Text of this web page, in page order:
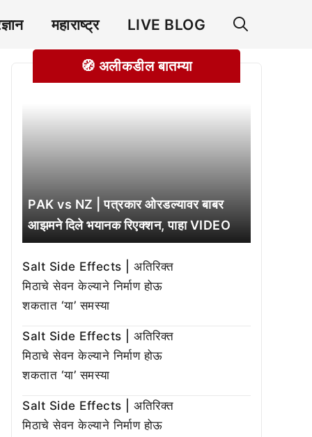
महाराष्ट्र LIVE BLOG
🧭 अलीकडील बातम्या
PAK vs NZ | पत्रकार ओरडल्यावर बाबर
आझमने दिले भयानक रिएक्शन, पाहा VIDEO
Salt Side Effects | अतिरिक्त
मिठाचे सेवन केल्याने निर्माण होऊ
शकतात ‘या’ समस्या
Salt Side Effects | अतिरिक्त
मिठाचे सेवन केल्याने निर्माण होऊ
शकतात ‘या’ समस्या
Salt Side Effects | अतिरिक्त
मिठाचे सेवन केल्याने निर्माण होऊ